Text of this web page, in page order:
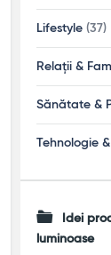
Lifestyle (37)
Relații &
Sănătate &
Tehnologie
Idei
luminoase